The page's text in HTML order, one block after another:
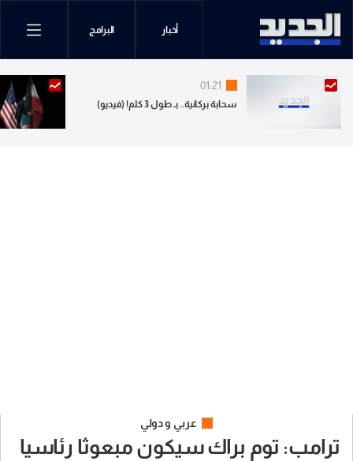
أخبار البرامج
01:21
سحابة بركانية.. بـ طول 3 كلم! (فيديو)
عربي و دولي
ترامب: توم براك سيكون مبعوثا رئاسيا